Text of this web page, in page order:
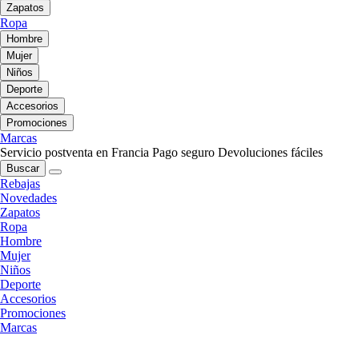
Zapatos
Ropa
Hombre
Mujer
Niños
Deporte
Accesorios
Promociones
Marcas
Servicio postventa en Francia Pago seguro Devoluciones fáciles
Buscar
Rebajas
Novedades
Zapatos
Ropa
Hombre
Mujer
Niños
Deporte
Accesorios
Promociones
Marcas